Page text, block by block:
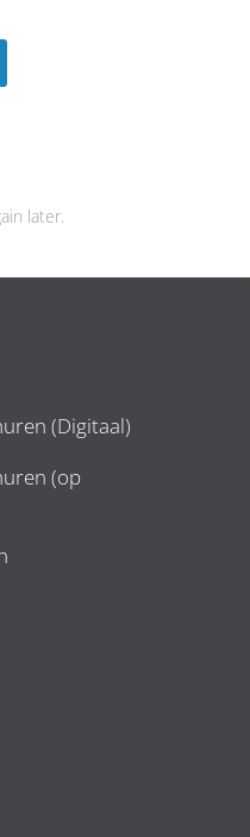
later.
(Digitaal)
(op